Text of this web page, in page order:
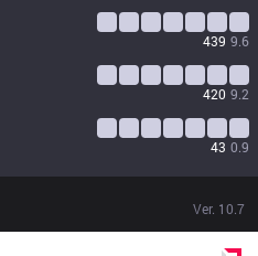
439 9.6
420 9.2
43 0.9
Ver. 10.7